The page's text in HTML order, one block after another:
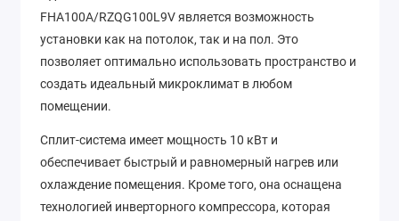
FHA100A/RZQG100L9V является возможность
установки как на потолок, так и на пол. Это
позволяет оптимально использовать пространство и
создать идеальный микроклимат в любом
помещении.
Сплит-система имеет мощность 10 кВт и
обеспечивает быстрый и равномерный нагрев или
охлаждение помещения. Кроме того, она оснащена
технологией инверторного компрессора, которая